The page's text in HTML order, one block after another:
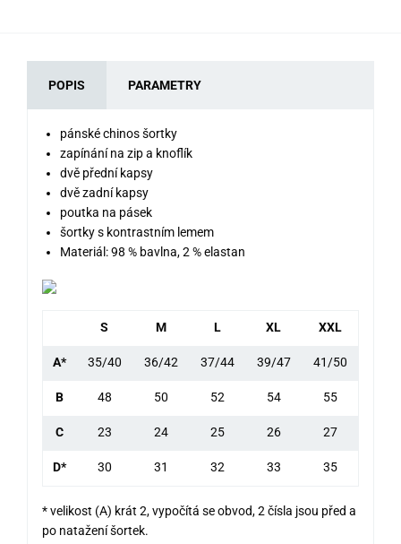
POPIS PARAMETRY
pánské chinos šortky
zapínání na zip a knoflík
dvě přední kapsy
dvě zadní kapsy
poutka na pásek
šortky s kontrastním lemem
Materiál: 98 % bavlna, 2 % elastan
S M L XL XXL
A* 35/40 36/42 37/44 39/47 41/50
B 48 50 52 54 55
C 23 24 25 26 27
D* 30 31 32 33 35
* velikost (A) krát 2, vypočítá se obvod, 2 čísla jsou před a
po natažení šortek.